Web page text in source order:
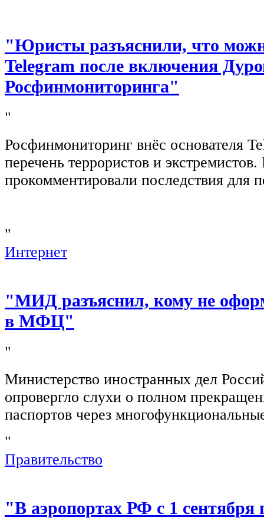
"Юристы разъяснили, что
Telegram после включения
Росфинмониторинга"
"
Росфинмониторинг внёс основателя
перечень террористов и
прокомментировали последствия для
"
Интернет
"МИД разъяснил, кому не
в МФЦ"
"
Министерство иностранных дел
опровергло слухи о полном
паспортов через
"
Правительство
"В аэропортах РФ с 1 сентября